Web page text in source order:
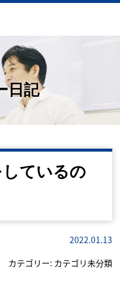
日記
ているの
2022.01.13
カテゴリー: カテゴリ未分類